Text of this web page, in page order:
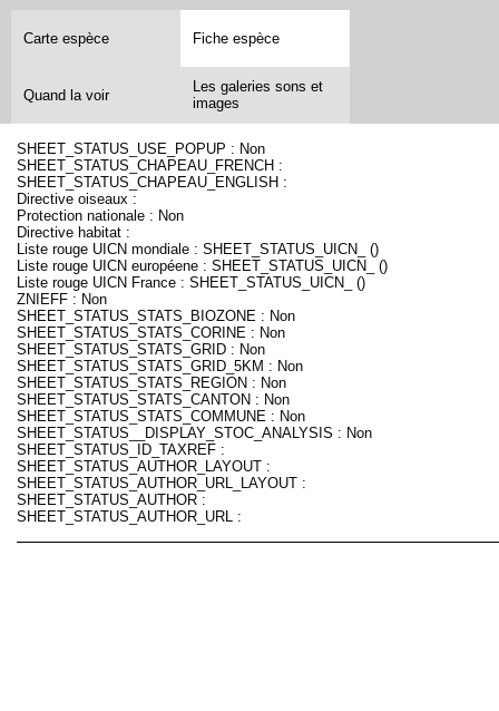
Carte espèce Fiche espèce
Quand la voir
Les galeries sons et
images
SHEET_STATUS_USE_POPUP : Non
SHEET_STATUS_CHAPEAU_FRENCH :
SHEET_STATUS_CHAPEAU_ENGLISH :
Directive oiseaux :
Protection nationale : Non
Directive habitat :
Liste rouge UICN mondiale : SHEET_STATUS_UICN_ ()
Liste rouge UICN européene : SHEET_STATUS_UICN_ ()
Liste rouge UICN France : SHEET_STATUS_UICN_ ()
ZNIEFF : Non
SHEET_STATUS_STATS_BIOZONE : Non
SHEET_STATUS_STATS_CORINE : Non
SHEET_STATUS_STATS_GRID : Non
SHEET_STATUS_STATS_GRID_5KM : Non
SHEET_STATUS_STATS_REGION : Non
SHEET_STATUS_STATS_CANTON : Non
SHEET_STATUS_STATS_COMMUNE : Non
SHEET_STATUS__DISPLAY_STOC_ANALYSIS : Non
SHEET_STATUS_ID_TAXREF :
SHEET_STATUS_AUTHOR_LAYOUT :
SHEET_STATUS_AUTHOR_URL_LAYOUT :
SHEET_STATUS_AUTHOR :
SHEET_STATUS_AUTHOR_URL :